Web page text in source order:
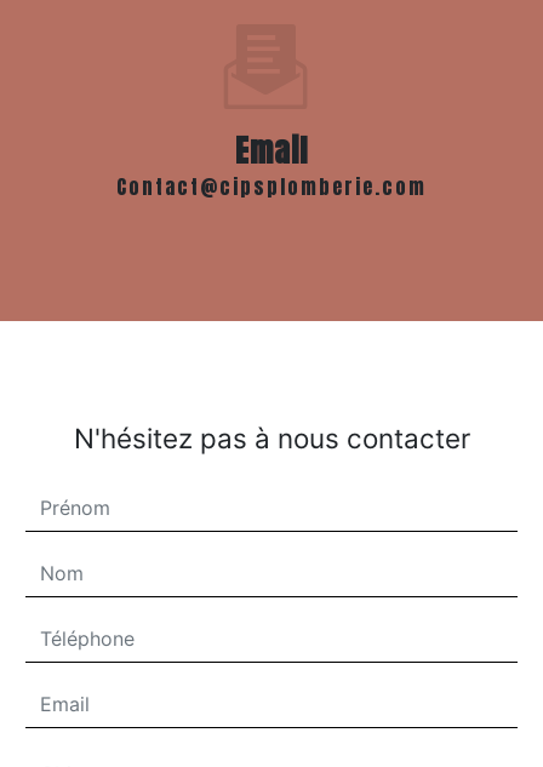
Email
contact@cipsplomberie.com
N'hésitez pas à nous contacter